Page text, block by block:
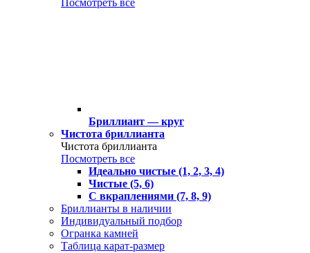
Посмотреть все
Бриллиант — круг
Чистота бриллианта
Чистота бриллианта
Посмотреть все
Идеально чистые (1, 2, 3, 4)
Чистые (5, 6)
С вкраплениями (7, 8, 9)
Бриллианты в наличии
Индивидуальный подбор
Огранка камней
Таблица карат-размер